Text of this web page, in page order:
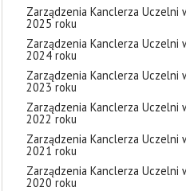
Zarządzenia Kanclerza Uczelni
2025 roku
Zarządzenia Kanclerza Uczelni
2024 roku
Zarządzenia Kanclerza Uczelni
2023 roku
Zarządzenia Kanclerza Uczelni
2022 roku
Zarządzenia Kanclerza Uczelni
2021 roku
Zarządzenia Kanclerza Uczelni
2020 roku